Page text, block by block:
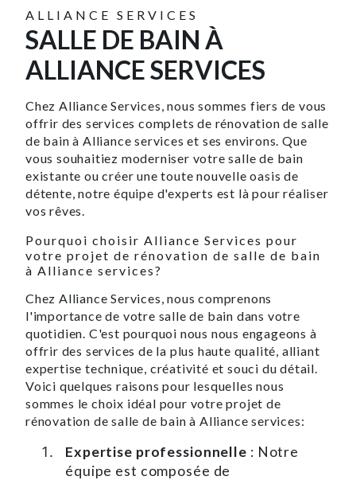
ALLIANCE SERVICES
SALLE DE BAIN À
ALLIANCE SERVICES
Chez Alliance Services, nous sommes fiers de vous
offrir des services complets de rénovation de salle
de bain à Alliance services et ses environs. Que
vous souhaitiez moderniser votre salle de bain
existante ou créer une toute nouvelle oasis de
détente, notre équipe d'experts est là pour réaliser
vos rêves.
Pourquoi choisir Alliance Services pour
votre projet de rénovation de salle de bain
à Alliance services?
Chez Alliance Services, nous comprenons
l'importance de votre salle de bain dans votre
quotidien. C'est pourquoi nous nous engageons à
offrir des services de la plus haute qualité, alliant
expertise technique, créativité et souci du détail.
Voici quelques raisons pour lesquelles nous
sommes le choix idéal pour votre projet de
rénovation de salle de bain à Alliance services:
Expertise professionnelle : Notre
équipe est composée de